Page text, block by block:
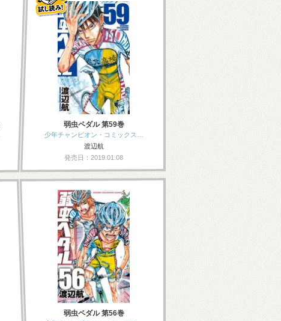
弱虫ペダル 第59巻
少年チャンピオン・コミックス…
渡辺航
発売日：2019.01.08
弱虫ペダル 第56巻